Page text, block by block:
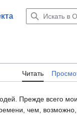
Читать
людей. Прежде
чем,